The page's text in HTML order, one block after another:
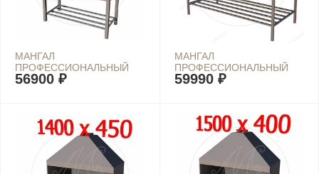
МАНГАЛ
ПРОФЕССИОНАЛЬНЫЙ
1300Х450
56900 ₽
МАНГАЛ
ПРОФЕССИОНАЛЬНЫЙ
1400Х400
59990 ₽